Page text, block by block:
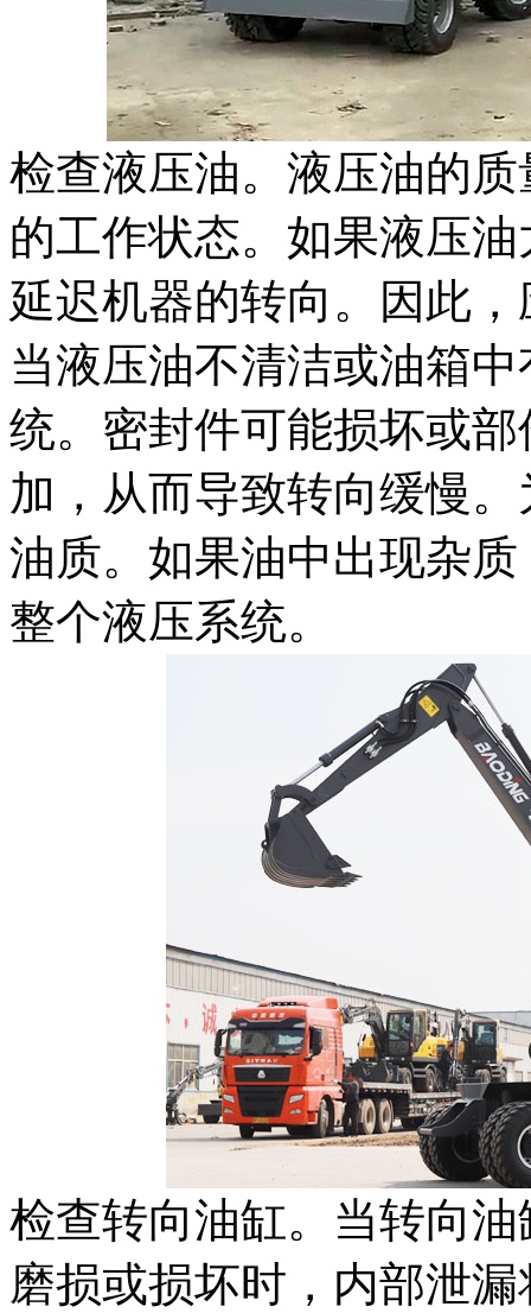
检查液压油。液压油的
的工作状态。如果液压
延迟机器的转向。因此
当液压油不清洁或油箱
统。密封件可能损坏或
加，从而导致转向缓慢
油质。如果油中出现杂
整个液压系统。
检查转向油缸。当转向
磨损或损坏时，内部泄